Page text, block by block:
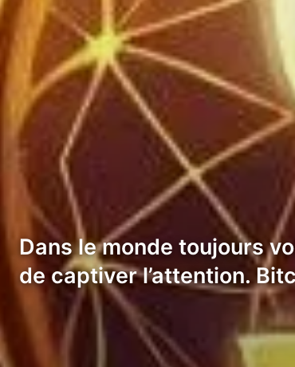
Dans le monde toujours
de captiver l’attention.